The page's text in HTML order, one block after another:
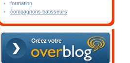
formation
compagnons batisseurs